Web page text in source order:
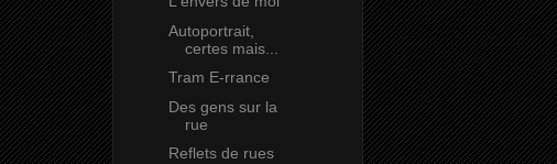
Autoportrait,
certes mais...
Tram E-rrance
Des gens sur la
rue
Reflets de rues